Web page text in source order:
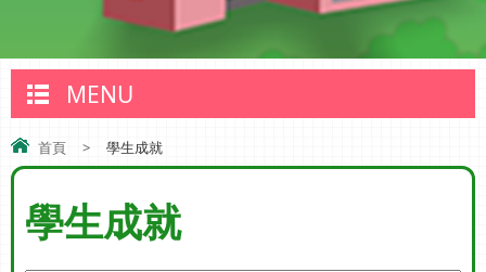
MENU
首頁 > 學生成就
學生成就